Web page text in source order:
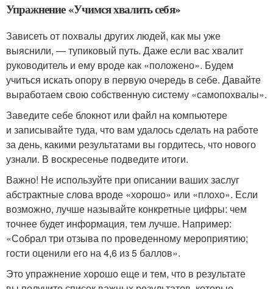
Упражнение «Учимся хвалить себя»
Зависеть от похвалы других людей, как мы уже
выяснили, — тупиковый путь. Даже если вас хвалит
руководитель и ему вроде как «положено». Будем
учиться искать опору в первую очередь в себе. Давайте
выработаем свою собственную систему «самопохвалы».
Заведите себе блокнот или файл на компьютере
и записывайте туда, что вам удалось сделать на работе
за день, какими результатами вы гордитесь, что нового
узнали. В воскресенье подведите итоги.
Важно! Не используйте при описании ваших заслуг
абстрактные слова вроде «хорошо» или «плохо». Если
возможно, лучше называйте конкретные цифры: чем
точнее будет информация, тем лучше. Например:
«Собрал три отзыва по проведенному мероприятию;
гости оценили его на 4,6 из 5 баллов».
Это упражнение хорошо еще и тем, что в результате